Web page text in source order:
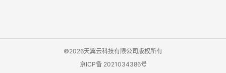
©2026天翼云科技有限公司版权所有
京ICP备 2021034386号